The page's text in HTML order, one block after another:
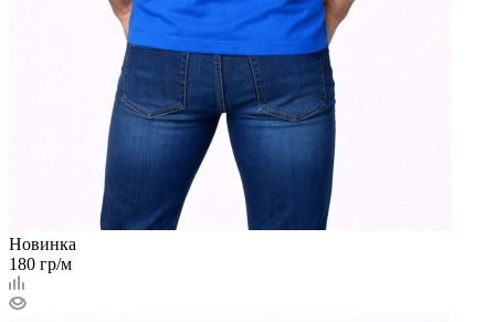
Новинка
180 гр/м